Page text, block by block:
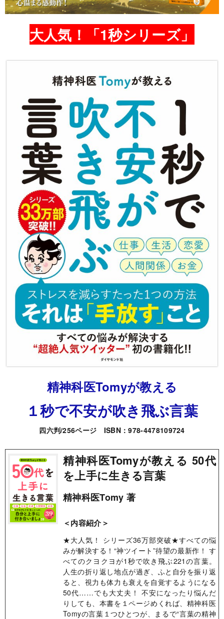
大人気！「1秒シリーズ」
精神科医Tomyが教える
１秒で不安が吹き飛ぶ言葉
四六判/256ページ ISBN：978-4478109724
精神科医Tomyが教える 50代
を上手に生きる言葉
精神科医Tomy 著
＜内容紹介＞
★大人気！ シリーズ36万部突破★すべての悩
みが解決する！“神ツイート”待望の最新作！ す
べてのクヨクヨが1秒で吹き飛ぶ221の言葉。
人生の折り返し地点が過ぎ、ふと自分を振り返
ると、視力も体力も衰えを自覚するようになる
50代……でも大丈夫！ 不安になったり悩んだ
りしても、本書を１ページめくれば、精神科医
Tomyの言葉１つひとつが、まるで“言葉の精神